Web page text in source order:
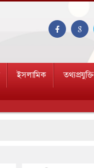
ইসলামিক তথ্যপ্রযুক্তি